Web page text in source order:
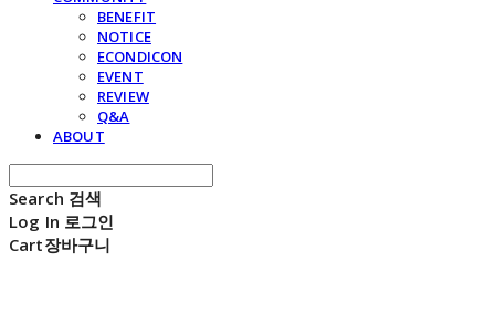
BENEFIT
NOTICE
ECONDICON
EVENT
REVIEW
Q&A
ABOUT
Search 검색
Log In 로그인
Cart장바구니